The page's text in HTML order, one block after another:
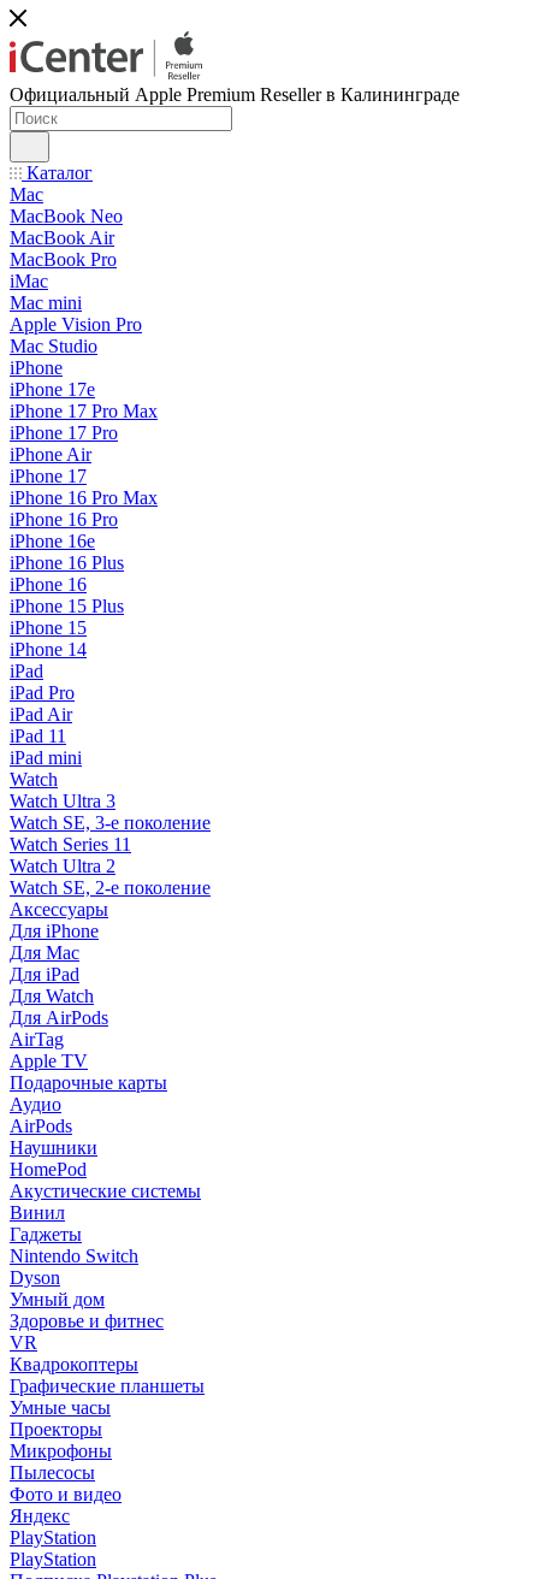
Официальный Apple Premium Reseller в Калининграде
Каталог
Mac
MacBook Neo
MacBook Air
MacBook Pro
iMac
Mac mini
Apple Vision Pro
Mac Studio
iPhone
iPhone 17e
iPhone 17 Pro Max
iPhone 17 Pro
iPhone Air
iPhone 17
iPhone 16 Pro Max
iPhone 16 Pro
iPhone 16e
iPhone 16 Plus
iPhone 16
iPhone 15 Plus
iPhone 15
iPhone 14
iPad
iPad Pro
iPad Air
iPad 11
iPad mini
Watch
Watch Ultra 3
Watch SE, 3-е поколение
Watch Series 11
Watch Ultra 2
Watch SE, 2-е поколение
Аксессуары
Для iPhone
Для Mac
Для iPad
Для Watch
Для AirPods
AirTag
Apple TV
Подарочные карты
Аудио
AirPods
Наушники
HomePod
Акустические системы
Винил
Гаджеты
Nintendo Switch
Dyson
Умный дом
Здоровье и фитнес
VR
Квадрокоптеры
Графические планшеты
Умные часы
Проекторы
Микрофоны
Пылесосы
Фото и видео
Яндекс
PlayStation
PlayStation